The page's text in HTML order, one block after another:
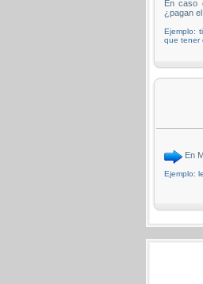
En caso
¿pagan
Ejemplo:
que tener
En
Ejemplo: